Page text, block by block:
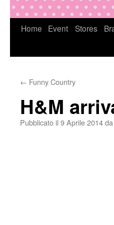
VaiHome Event Stores
← Funny Country
H&M
Pubblicato il 9 Aprile 2014da